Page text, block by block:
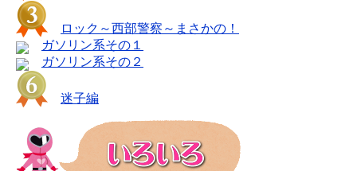
ロック～西部警察～まさかの！
ガソリン系その１
ガソリン系その２
迷子編